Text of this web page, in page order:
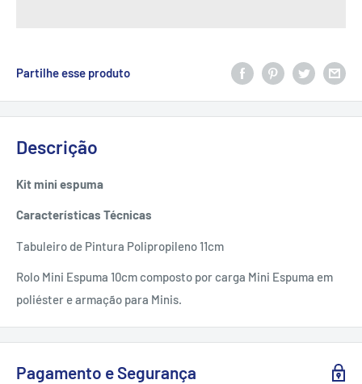
Partilhe esse produto
Descrição
Kit mini espuma
Características Técnicas
Tabuleiro de Pintura Polipropileno 11cm
Rolo Mini Espuma 10cm composto por carga Mini Espuma em
poliéster e armação para Minis.
Pagamento e Segurança